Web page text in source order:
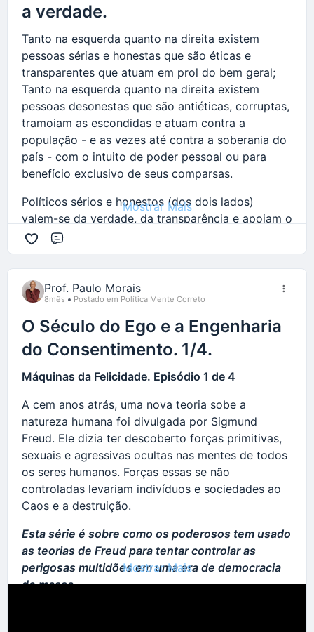
a verdade.
Tanto na esquerda quanto na direita existem
pessoas sérias e honestas que são éticas e
transparentes que atuam em prol do bem geral;
Tanto na esquerda quanto na direita existem
pessoas desonestas que são antiéticas, corruptas,
tramoiam as escondidas e atuam contra a
população - e as vezes até contra a soberania do
país - com o intuito de poder pessoal ou para
benefício exclusivo de seus comparsas.
Políticos sérios e honestos (dos dois lados)
valem-se da verdade, da transparência e apoiam o
debate entre opositores - desde que baseado em
fatos reais oriundos de fontes confiáveis de
acesso público - e trabalham para que os
cidadãos sejam esclarecidos pois acreditam que
esses são capazes de realizarem escolhas sábias,
assertivas e que ao final o bom senso prevalecerá.
Já os políticos corruptos e desonestos (dos dois
falsos, valem-se enredos fictícios, interpretações
deturpadas e dados distorcidas - utilizando
tecnologias e redes sociais para difundir fakenews
ou notícias falsas em larga escala - e trabalham
para manipular a população pelas emoções (pois
quando a emoção aflora a razão embota),
atuando para separar pessoas, grupos e famílias;
jogando-as umas contra as outras, pois quando a
população fica dividida é mais fácil de ser
controlada e manipulada.
O ato de DEBATER IDEIAS, mesmo que entre
opositores, realizadas com ética, respeito
Mostrar Mais
Prof. Paulo Morais
8mês Postado em Política Mente Correto
O Século do Ego e a Engenharia
do Consentimento. 1/4.
Máquinas da Felicidade. Episódio 1 de 4
A cem anos atrás, uma nova teoria sobe a
natureza humana foi divulgada por Sigmund
Freud. Ele dizia ter descoberto forças primitivas,
sexuais e agressivas ocultas nas mentes de todos
os seres humanos. Forças essas se não
controladas levariam indivíduos e sociedades ao
Caos e a destruição.
Esta série é sobre como os poderosos tem usado
as teorias de Freud para tentar controlar as
perigosas multidões em uma era de democracia
de massa.
Mostrar Mais